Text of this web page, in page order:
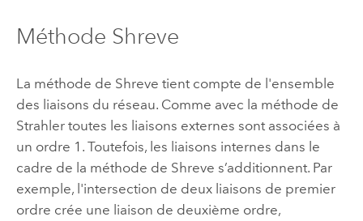
Méthode Shreve
La méthode de Shreve tient compte de l'ensemble
des liaisons du réseau. Comme avec la méthode de
Strahler toutes les liaisons externes sont associées à
un ordre 1. Toutefois, les liaisons internes dans le
cadre de la méthode de Shreve s’additionnent. Par
exemple, l'intersection de deux liaisons de premier
ordre crée une liaison de deuxième ordre,